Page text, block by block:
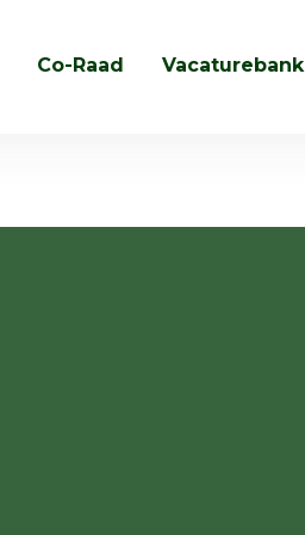
Co-Raad Vacaturebank
Zoeken